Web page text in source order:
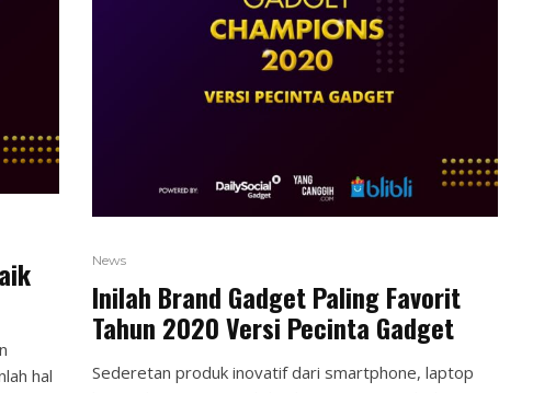
hal
News
Inilah Brand Gadget Paling Favorit
Tahun 2020 Versi Pecinta Gadget
Sederetan produk inovatif dari smartphone, laptop